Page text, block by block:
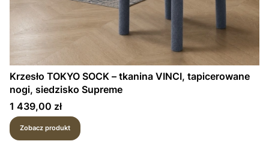
Krzesło TOKYO SOCK – tkanina VINCI, tapicerowane
nogi, siedzisko Supreme
Cena
1 439,00 zł
Zobacz produkt